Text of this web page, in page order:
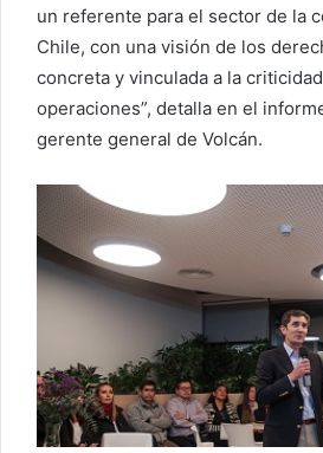
un referente para el sector de la
Chile, con una visión de los
concreta y vinculada a la
operaciones”, detalla en el
gerente general de Volcán.